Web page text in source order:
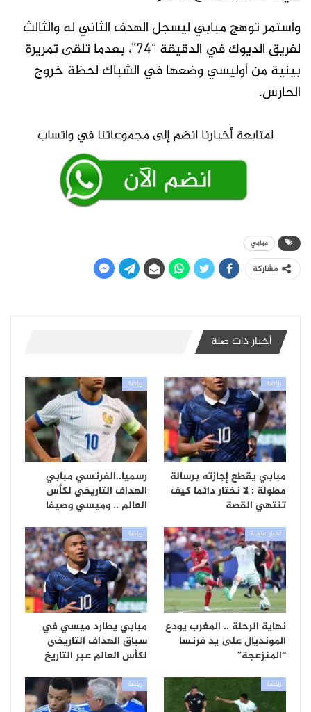
واستمر توهج مبابي ليسجل الهدف الثاني له والثالث
لفريق الديوك في الدقيقة “74”، بعدما تلقى تمريرة
بينية من أوليسي وضعها في الشباك لحظة خروج
الحارس.
مبابي
مشاركة
أخبار ذات صلة
رياضة
مبابي يقطع إجازته برسالة
مطولة : لا نختار دائما كيف
تنتهي القصة
رياضة
رسميا..الفرنسي مبابي
الهداف التاريخي لكأس
العالم .. وميسي وصيفا
أخبار عاجلة
نهاية الرحلة .. المغرب يودع
المونديال على يد فرنسا
“المنزعجة”
رياضة
مبابي يطارد ميسي في
سباق الهداف التاريخي
لكأس العالم عبر التاريخ
رياضة رياضة